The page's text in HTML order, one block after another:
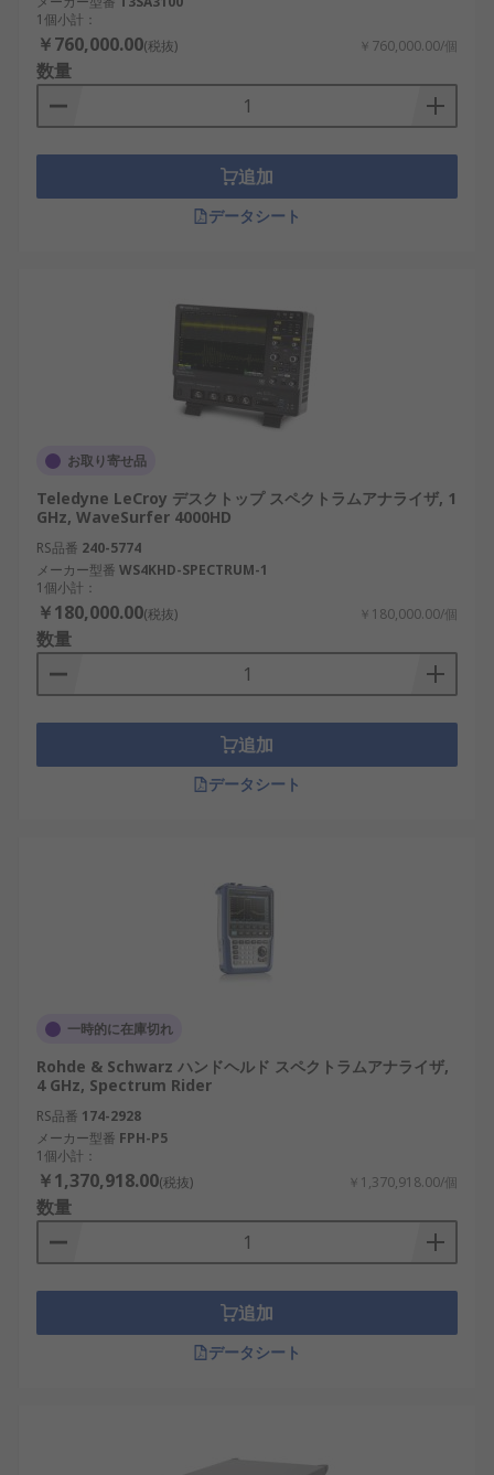
種類
スペクトラムアナライザは、測定対象と使用場所に
リアルタイムスペクトラムアナライザ
を連続的に取り込みながら解析するタイプで
す。瞬間的なノイズ、周波数ホッピング、断
Ｂ接続して使う小型タイプです。持ち運びや
省スペースの測定環境、教育、簡易評価に向
ハンディスペクトラムアナライザ
すい形状のタイプです。現場保守、アンテナ
調整、無線設備の確認、屋外測定に使われま
ＲＦスペクトラムアナライザ
：高周波信号の
測定に使うタイプです。無線通信、ＲＦモジ
ュール、発振器、送信回路の評価に適してい
ます。
ベクトルシグナルアナライザ
：振幅だけでな
く、位相や変調信号も解析できるタイプで
す。デジタル通信や変調品質の確認に使われ
ベンチトップスペクトラムアナライザ
で使う標準的なタイプです。研究開発、設計
検証、製造検査など、安定した測定環境に向
スペクトラムアナライザの選び方
スペクトラムアナライザは、測定する周波数帯と必
要な解析機能を基準に比較すると選定しやすくなり
周波数範囲：低周波帯、数ＭＨｚ帯、数百Ｍ
Ｈｚ帯、ＧＨｚ帯、サブ６ＧＨｚ、ミリ波帯
などがあります。測定対象の信号周波数を十
分に含む範囲を選びます。
分解能と感度：狭い分解能帯域幅、広い分解
能帯域幅、低ノイズフロア、プリアンプ付
き、高ダイナミックレンジ、微小信号測定向
けなどがあります。近接信号や小さなノイズ
の見やすさに関わります。
ペクトログラム、トリガ測定、ピークサー
チ、マーカ機能などがあります。信号の種類
と確認したい現象に合わせます。
1個小計：
￥760,000.00(税抜) ￥760,000.00/個
数量
追加
データシート
お取り寄せ品
Teledyne LeCroy デスクトップ スペクトラムアナライザ, 1
GHz, WaveSurfer 4000HD
RS品番 240-5774
メーカー型番 WS4KHD-SPECTRUM-1
1個小計：
￥180,000.00(税抜) ￥180,000.00/個
数量
追加
データシート
一時的に在庫切れ
Rohde & Schwarz ハンドヘルド スペクトラムアナライザ,
4 GHz, Spectrum Rider
RS品番 174-2928
メーカー型番 FPH-P5
1個小計：
￥1,370,918.00(税抜) ￥1,370,918.00/個
数量
追加
データシート